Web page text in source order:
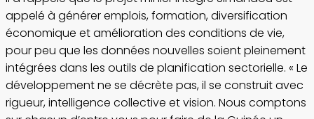
appelé à générer emplois, formation, diversification
économique et amélioration des conditions de vie,
pour peu que les données nouvelles soient pleinement
intégrées dans les outils de planification sectorielle. « Le
développement ne se décrète pas, il se construit avec
rigueur, intelligence collective et vision. Nous comptons